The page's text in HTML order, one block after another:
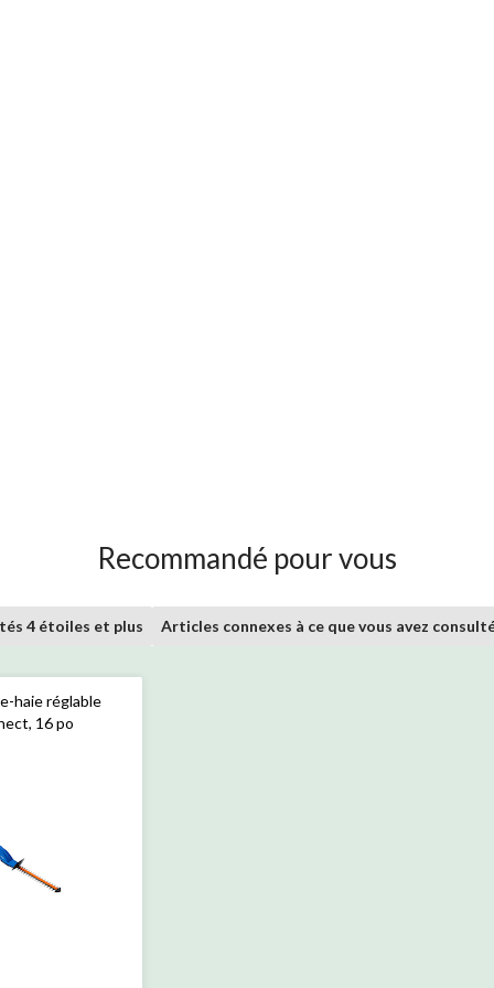
Recommandé pour vous
4 étoiles et plus Articles connexes à ce que vous avez
haie réglable
16 po